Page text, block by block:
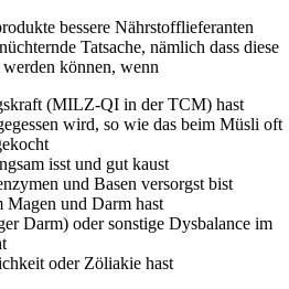
bessere Nährstofflieferanten
Tatsache, nämlich dass diese
können, wenn
(MILZ-QI in der TCM) hast
wird, so wie das beim Müsli oft
isst und gut kaust
und Basen versorgst bist
Magen und Darm hast
Darm) oder sonstige Dysbalance im
oder Zöliakie hast